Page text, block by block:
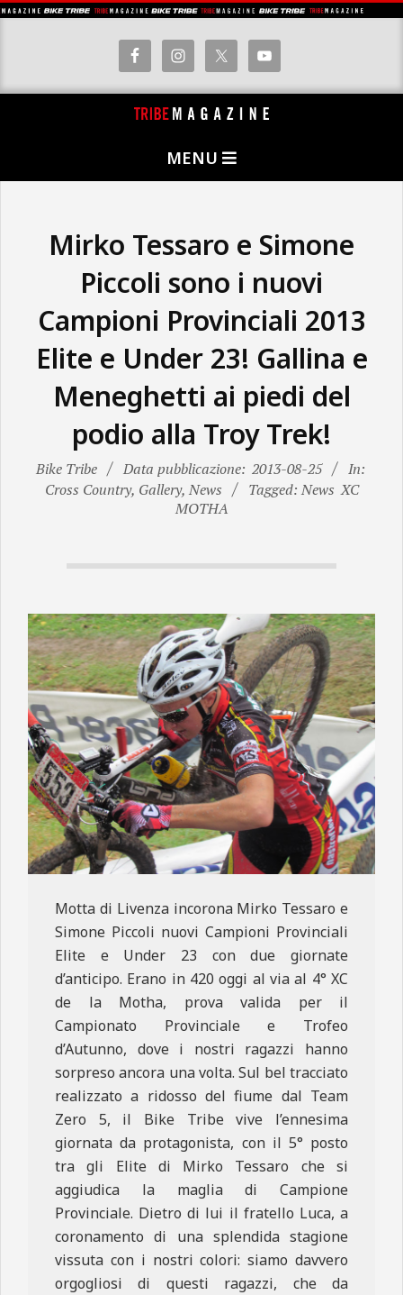
Skip
I
MENU
Mirko Tessaro e Simone
Piccoli sono i nuovi
Campioni Provinciali 2013
Elite e Under 23! Gallina e
Meneghetti ai piedi del
podio alla Troy Trek!
Bike Tribe Data pubblicazione: 2013-08-25
In:
Cross Country, Gallery, News Tagged: News XC
MOTHA
Motta di Livenza incorona Mirko Tessaro e
Simone Piccoli nuovi Campioni Provinciali
Elite e Under 23 con due giornate
d’anticipo. Erano in 420 oggi al via al 4° XC
de la Motha, prova valida per il
Campionato Provinciale e Trofeo
d’Autunno, dove i nostri ragazzi hanno
sorpreso ancora una volta. Sul bel tracciato
realizzato a ridosso del fiume dal Team
Zero 5, il Bike Tribe vive l’ennesima
giornata da protagonista, con il 5° posto
tra gli Elite di Mirko Tessaro che si
aggiudica la maglia di Campione
Provinciale. Dietro di lui il fratello Luca, a
coronamento di una splendida stagione
vissuta con i nostri colori: siamo davvero
orgogliosi di questi ragazzi, che da